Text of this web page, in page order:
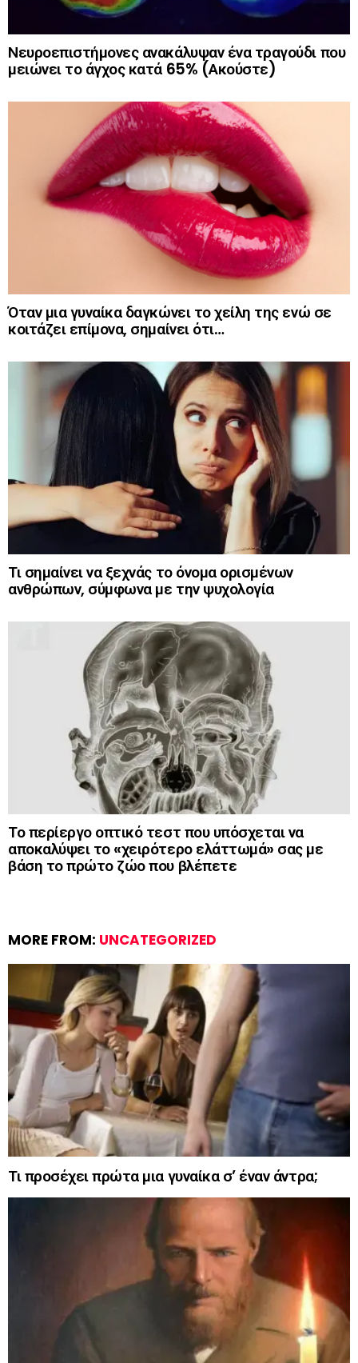
Νευροεπιστήμονες ανακάλυψαν ένα τραγούδι που
μειώνει το άγχος κατά 65% (Ακούστε)
Όταν μια γυναίκα δαγκώνει το χείλη της ενώ σε
κοιτάζει επίμονα, σημαίνει ότι…
Τι σημαίνει να ξεχνάς το όνομα ορισμένων
ανθρώπων, σύμφωνα με την ψυχολογία
Το περίεργο οπτικό τεστ που υπόσχεται να
αποκαλύψει το «χειρότερο ελάττωμά» σας με
βάση το πρώτο ζώο που βλέπετε
MORE FROM: UNCATEGORIZED
Τι προσέχει πρώτα μια γυναίκα σ’ έναν άντρα;